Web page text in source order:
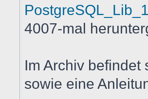
4007-mal
Im Archiv
sowie eine